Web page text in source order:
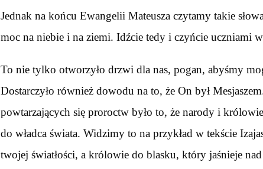
Jednak na końcu Ewangelii Mateusza czytamy takie
moc na niebie i na ziemi. Idźcie tedy i czyńcie uczniami
To nie tylko otworzyło drzwi dla nas, pogan, abyśmy
Dostarczyło również dowodu na to, że On był
powtarzających się proroctw było to, że narody i
do władca świata. Widzimy to na przykład w tekście
twojej światłości, a królowie do blasku, który jaśnieje nad